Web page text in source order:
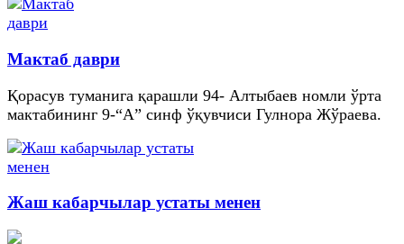
Мактаб даври
Қорасув туманига қарашли 94- Алтыбаев номли ўрта
мактабининг 9-“А” синф ўқувчиси Гулнора Жўраева.
Жаш кабарчылар устаты менен